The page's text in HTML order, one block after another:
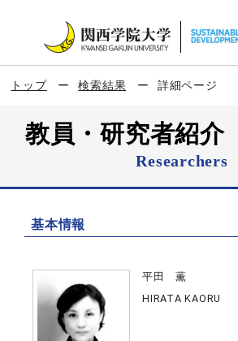
トップ 検索結果 詳細ページ
教員・研究者紹介
Researchers
基本情報
平田 薫
HIRATA KAORU